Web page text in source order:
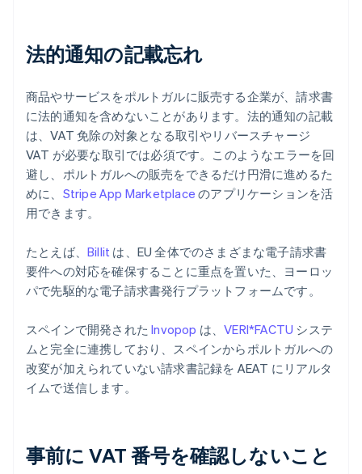
法的通知の記載忘れ
商品やサービスをポルトガルに販売する企業が、請求書
に法的通知を含めないことがあります。法的通知の記載
は、VAT 免除の対象となる取引やリバースチャージ
VAT が必要な取引では必須です。このようなエラーを回
避し、ポルトガルへの販売をできるだけ円滑に進めるた
めに、 Stripe App Marketplace のアプリケーションを活
用できます。
たとえば、 Billit は、EU 全体でのさまざまな電子請求書
要件への対応を確保することに重点を置いた、ヨーロッ
パで先駆的な電子請求書発行プラットフォームです。
スペインで開発されたInvopop は、VERI*FACTU システ
ムと完全に連携しており、スペインからポルトガルへの
改変が加えられていない請求書記録を AEAT にリアルタ
イムで送信します。
事前に VAT 番号を確認しないこと